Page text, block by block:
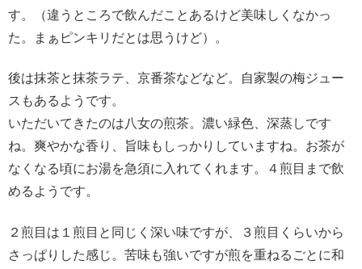
す。（違うところで飲んだことあるけど美味しくなかっ
た。まぁピンキリだとは思うけど）。
後は抹茶と抹茶ラテ、京番茶などなど。自家製の梅ジュー
スもあるようです。
いただいてきたのは八女の煎茶。濃い緑色、深蒸しです
ね。爽やかな香り、旨味もしっかりしていますね。お茶が
なくなる頃にお湯を急須に入れてくれます。４煎目まで飲
めるようです。
２煎目は１煎目と同じく深い味ですが、３煎目くらいから
さっぱりした感じ。苦味も強いですが煎を重ねるごとに和